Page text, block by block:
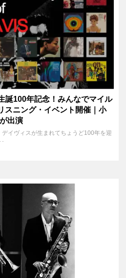
誕100年記念！みんなでマイル
スニング・イベント開催｜小
出演
イヴィスが生まれてちょうど100年を迎